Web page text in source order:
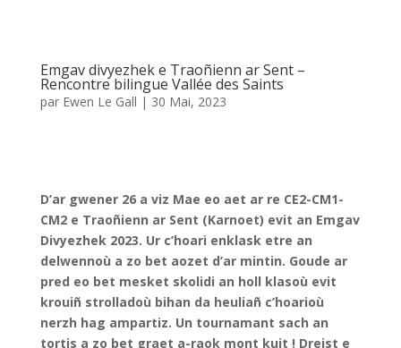
Emgav divyezhek e Traoñienn ar Sent –
Rencontre bilingue Vallée des Saints
par Ewen Le Gall | 30 Mai, 2023
D’ar gwener 26 a viz Mae eo aet ar re CE2-CM1-
CM2 e Traoñienn ar Sent (Karnoet) evit an Emgav
Divyezhek 2023. Ur c’hoari enklask etre an
delwennoù a zo bet aozet d’ar mintin. Goude ar
pred eo bet mesket skolidi an holl klasoù evit
krouiñ strolladoù bihan da heuliañ c’hoarioù
nerzh hag ampartiz. Un tournamant sach an
tortis a zo bet graet a-raok mont kuit ! Dreist e